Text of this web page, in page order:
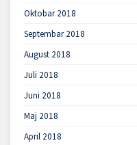
Oktobar 2018
Septembar 2018
August 2018
Juli 2018
Juni 2018
Maj 2018
April 2018